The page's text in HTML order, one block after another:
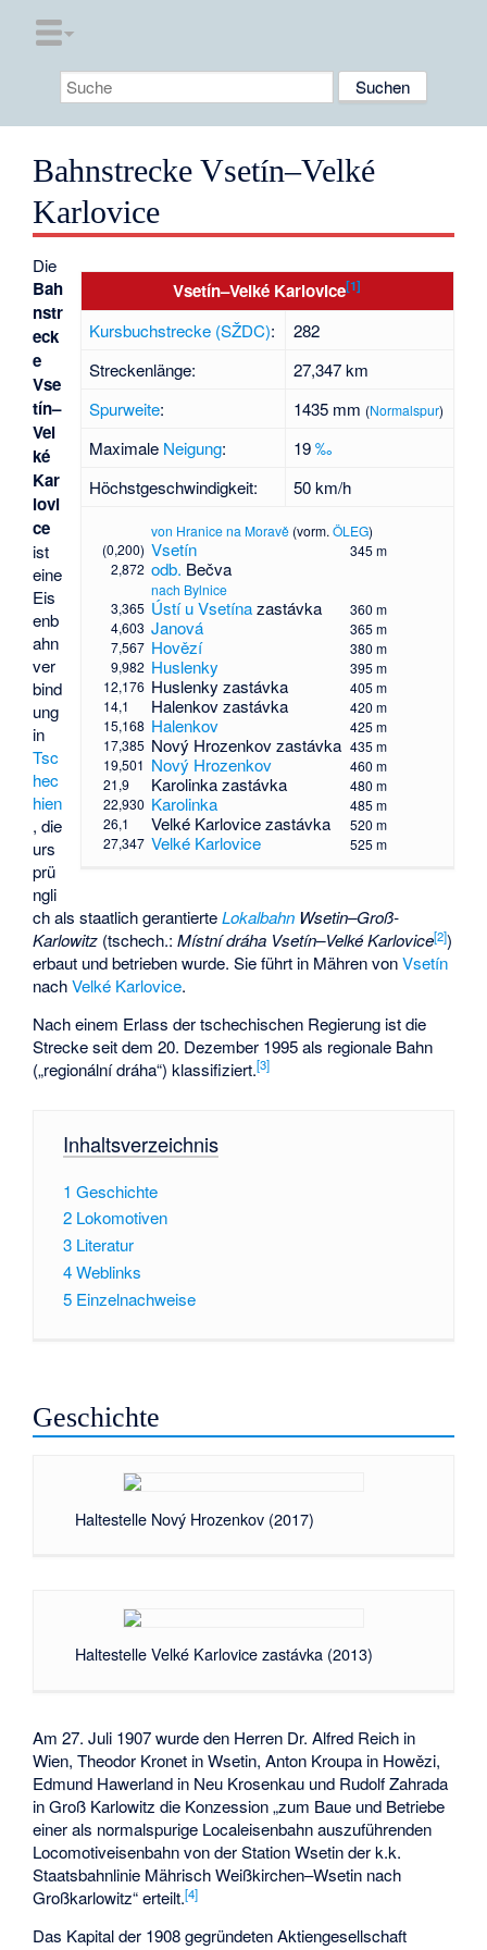
Bahnstrecke Vsetín–Velké
Karlovice
Vsetín–Velké Karlovice[1]
Kursbuchstrecke (SŽDC):
282
Streckenlänge:
27,347 km
Spurweite: 1435 mm (Normalspur)
Maximale Neigung: 19‰
Höchstgeschwindigkeit:
50 km/h
von Hranice na Moravě(vorm. ÖLEG)
(0,200) Vsetín
345 m
2,872 odb. Bečva
nach Bylnice
3,365 Ústí u Vsetínazastávka
360 m
4,603 Janová
365 m
7,567 Hovězí
380 m
9,982 Huslenky
395 m
12,176 Huslenky zastávka
405 m
14,1
Halenkov zastávka
420 m
15,168 Halenkov
425 m
17,385 Nový Hrozenkov zastávka 435 m
19,501 Nový Hrozenkov
460 m
21,9
Karolinka zastávka
480 m
22,930 Karolinka
485 m
26,1
Velké Karlovice zastávka
520 m
27,347 Velké Karlovice 525 m
Die
Bah
nstr
eck
e
Vse
tín–
Vel
ké
Kar
lovi
ce
ist
eine
Eis
enb
ahn
ver
bind
ung
in
Tsc
hec
hien
, die
urs
prü
ngli
ch als staatlich gerantierteLokalbahn Wsetin–Groß-
Karlowitz (tschech.:Místní dráha Vsetín–Velké Karlovice[2])
erbaut und betrieben wurde. Sie führt in Mähren vonVsetín
nachVelké Karlovice.
Nach einem Erlass der tschechischen Regierung ist die
Strecke seit dem 20. Dezember 1995 als regionale Bahn
(„regionální dráha“) klassifiziert.[3]
Inhaltsverzeichnis
1 Geschichte
2 Lokomotiven
3 Literatur
4Weblinks
5 Einzelnachweise
Geschichte
Haltestelle Nový Hrozenkov (2017)
Haltestelle Velké Karlovice zastávka (2013)
Am 27. Juli 1907 wurde den Herren Dr. Alfred Reich in
Wien, Theodor Kronet in Wsetin, Anton Kroupa in Howězi,
Edmund Hawerland in Neu Krosenkau und Rudolf Zahrada
in Groß Karlowitz die Konzession „zum Baue und Betriebe
einer als normalspurige Localeisenbahn auszuführenden
Locomotiveisenbahn von der Station Wsetin der k.k.
Staatsbahnlinie Mährisch Weißkirchen–Wsetin nach
Großkarlowitz“ erteilt.[4]
Das Kapital der 1908 gegründeten Aktiengesellschaft